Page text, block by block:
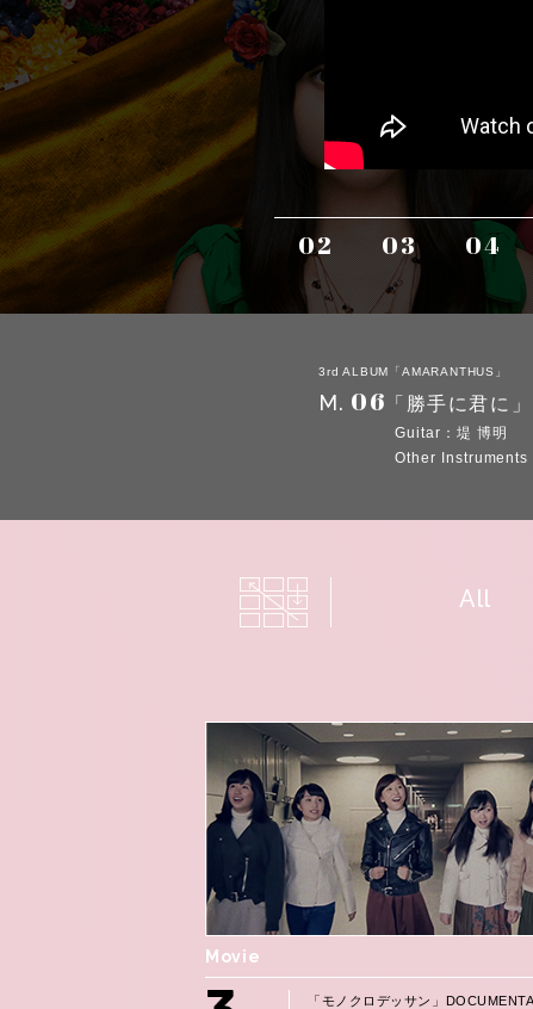
02 03 04
3rd ALBUM「AMARANTHUS」
M. 06 「勝手に君に」
Guitar：堤 博明
Other Instruments
All
Movie
「モノクロデッサン」